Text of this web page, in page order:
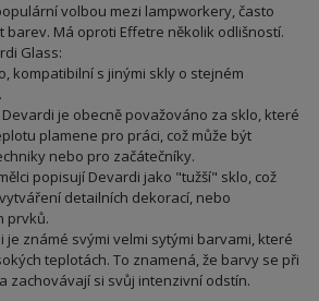
volbou mezi lampworkery, často
Má oproti Effetre několik odlišností.
Glass:
kompatibilní s jinými skly o stejném
je obecně považováno za sklo, které
plamene pro práci, což může být
nebo pro začátečníky.
popisují Devardi jako "tužší" sklo, což
detailních dekorací, nebo
prvků.
známé svými velmi sytými barvami, které
teplotách. To znamená, že barvy se při
zachovávají si svůj intenzivní odstín.